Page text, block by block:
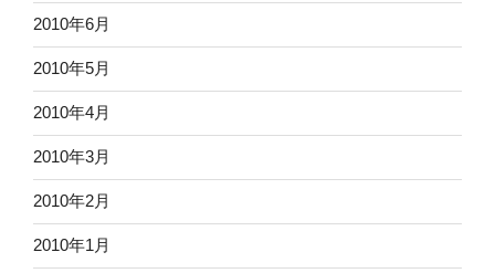
2010年6月
2010年5月
2010年4月
2010年3月
2010年2月
2010年1月